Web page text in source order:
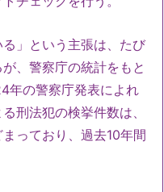
る」という主張は、たび
、警察庁の統計をもと
年の警察庁発表によれ
刑法犯の検挙件数は、
っており、過去10年間